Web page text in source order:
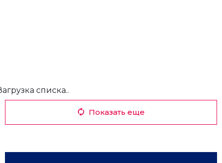
списка..
Показать еще